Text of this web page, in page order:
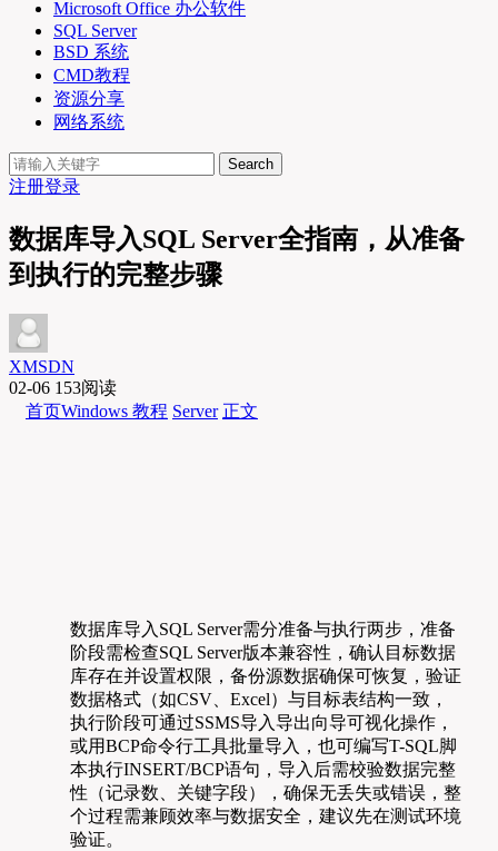
Microsoft Office 办公软件
SQL Server
BSD 系统
CMD教程
资源分享
网络系统
Search
注册登录
数据库导入SQL Server全指南，从准备
到执行的完整步骤
XMSDN
02-06 153阅读
首页Windows 教程 Server 正文
数据库导入SQL Server需分准备与执行两步，准备
阶段需检查SQL Server版本兼容性，确认目标数据
库存在并设置权限，备份源数据确保可恢复，验证
数据格式（如CSV、Excel）与目标表结构一致，
执行阶段可通过SSMS导入导出向导可视化操作，
或用BCP命令行工具批量导入，也可编写T-SQL脚
本执行INSERT/BCP语句，导入后需校验数据完整
性（记录数、关键字段），确保无丢失或错误，整
个过程需兼顾效率与数据安全，建议先在测试环境
验证。